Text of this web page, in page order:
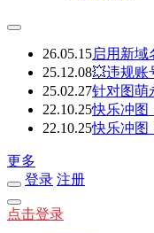
26.05.15启用新
25.12.08💥违规账
25.02.27针对图萌
22.10.25快乐冲图
22.10.25快乐冲图
更多
登录 注册
点击登录